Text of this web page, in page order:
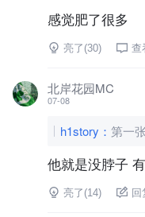
感觉肥了很多
亮了(30) 查
北岸花园MC
07-08
h1story ： 第一
他就是没脖子
亮了(14) 回